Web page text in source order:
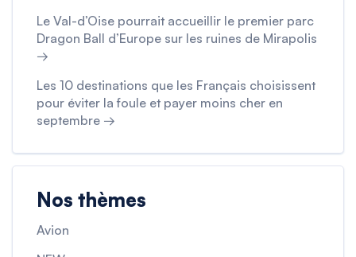
Le Val-d’Oise pourrait accueillir le premier parc
Dragon Ball d’Europe sur les ruines de Mirapolis
→
Les 10 destinations que les Français choisissent
pour éviter la foule et payer moins cher en
septembre →
Nos thèmes
Avion